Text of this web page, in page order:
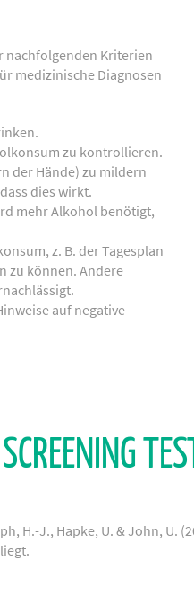
nachfolgenden Kriterien
medizinische Diagnosen
zu kontrollieren.
der Hände) zu mildern
dies wirkt.
mehr Alkohol benötigt,
z. B. der Tagesplan
zu können. Andere
auf negative
H.-J., Hapke, U. & John,